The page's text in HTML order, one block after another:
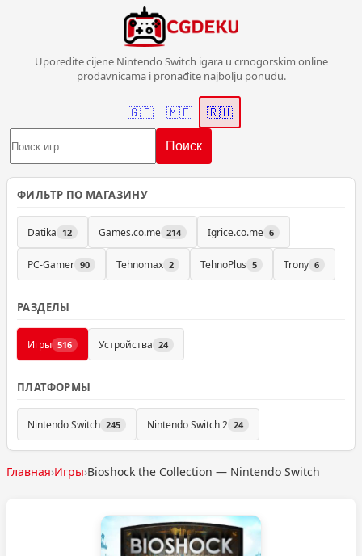
Uporedite cijene Nintendo Switch igara u crnogorskim online
prodavnicama i pronađite najbolju ponudu.
Поиск
🇬🇧 🇲🇪 🇷🇺
ФИЛЬТР ПО МАГАЗИНУ
Datika 12 Games.co.me 214 Igrice.co.me 6
PC-Gamer 90 Tehnomax 2 TehnoPlus 5 Trony 6
РАЗДЕЛЫ
Игры 516 Устройства 24
ПЛАТФОРМЫ
Nintendo Switch 245 Nintendo Switch 2 24
Главная›Игры›Bioshock the Collection — Nintendo Switch